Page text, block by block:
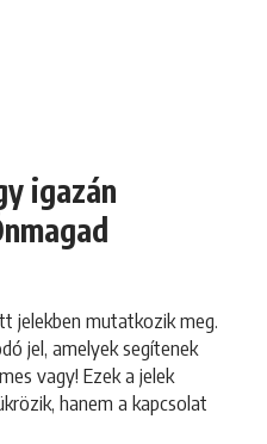
igazán
jelekben mutatkozik meg.
jel, amelyek segítenek
vagy! Ezek a jelek
hanem a kapcsolat